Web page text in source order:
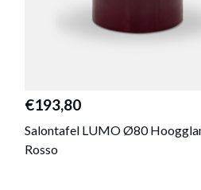
€193,80
Salontafel LUMO Ø80
Rosso